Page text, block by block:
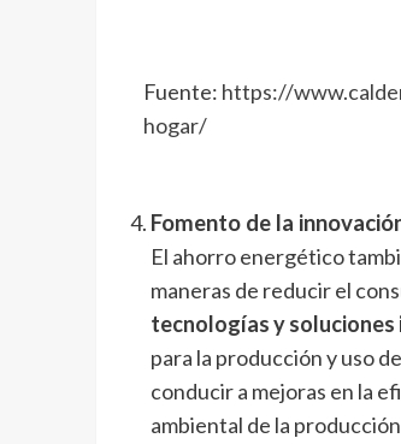
Fuente: https://
hogar/
Fomento de la
El ahorro energético
maneras de reducir el
tecnologías y soluciones
para la producción y uso
conducir a mejoras en la
ambiental de la